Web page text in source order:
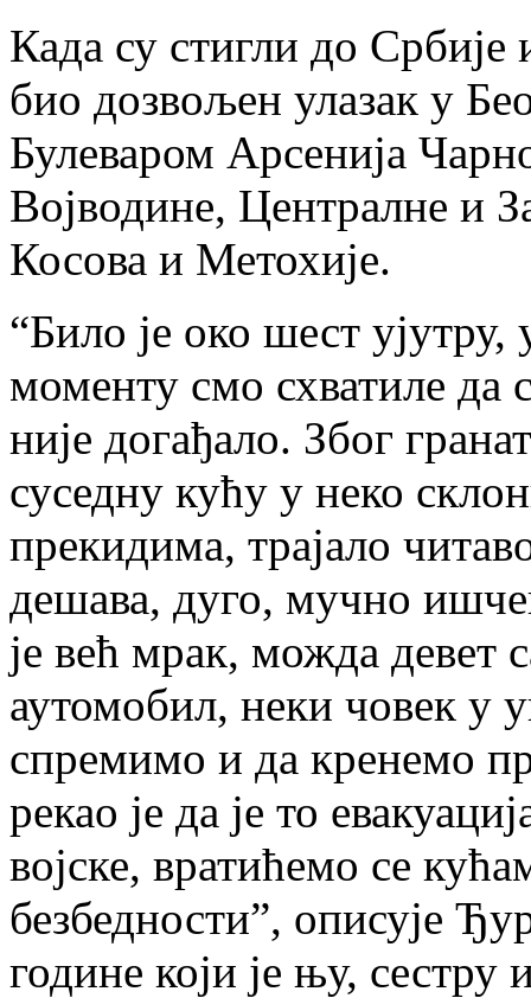
Када су стигли до
био дозвољен улазак у
Булеваром Арсенија
Војводине, Централне и
Косова и Метохије.
“Било је око шест
моменту смо схватиле да
није догађало. Због
суседну кућу у неко
прекидима, трајало
дешава, дуго, мучно
је већ мрак, можда девет
аутомобил, неки човек у
спремимо и да кренемо
рекао је да је то
војске, вратићемо се
безбедности”, описује
године који је њу, сестру